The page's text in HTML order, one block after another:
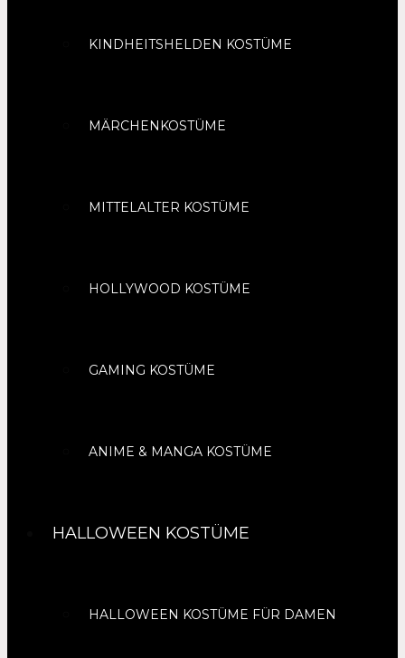
KINDHEITSHELDEN KOSTÜME
MÄRCHENKOSTÜME
MITTELALTER KOSTÜME
HOLLYWOOD KOSTÜME
GAMING KOSTÜME
ANIME & MANGA KOSTÜME
HALLOWEEN KOSTÜME
HALLOWEEN KOSTÜME FÜR DAMEN